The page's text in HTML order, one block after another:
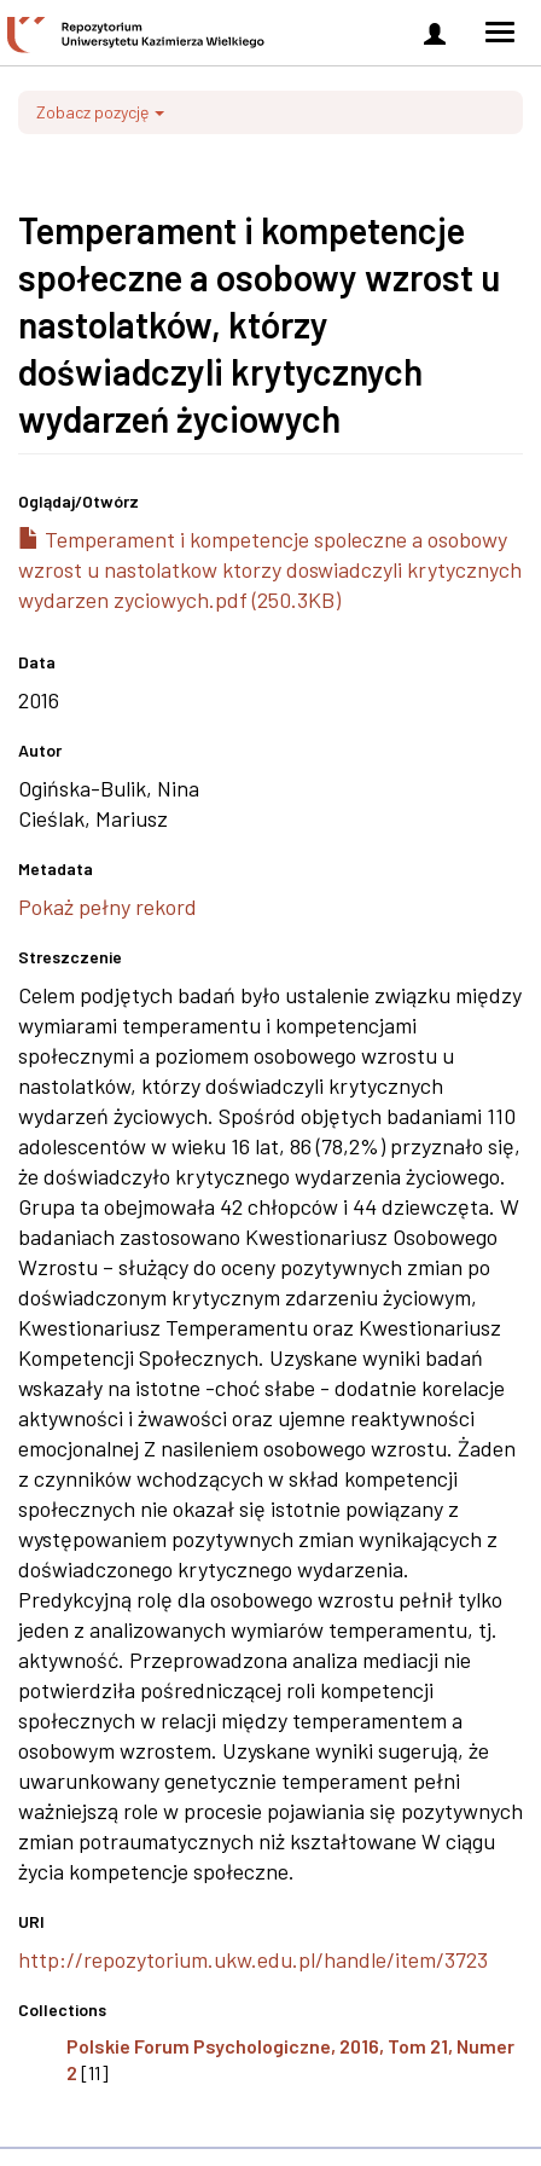
Zaloguj
się
Zobacz pozycję
Temperament i kompetencje
społeczne a osobowy wzrost u
nastolatków, którzy
doświadczyli krytycznych
wydarzeń życiowych
Oglądaj/Otwórz
Temperament i kompetencje spoleczne a osobowy
wzrost u nastolatkow ktorzy doswiadczyli krytycznych
wydarzen zyciowych.pdf (250.3KB)
Data
2016
Autor
Ogińska-Bulik, Nina
Cieślak, Mariusz
Metadata
Pokaż pełny rekord
Streszczenie
Celem podjętych badań było ustalenie związku między
wymiarami temperamentu i kompetencjami
społecznymi a poziomem osobowego wzrostu u
nastolatków, którzy doświadczyli krytycznych
wydarzeń życiowych. Spośród objętych badaniami 110
adolescentów w wieku 16 lat, 86 (78,2%) przyznało się,
że doświadczyło krytycznego wydarzenia życiowego.
Grupa ta obejmowała 42 chłopców i 44 dziewczęta. W
badaniach zastosowano Kwestionariusz Osobowego
Wzrostu – służący do oceny pozytywnych zmian po
doświadczonym krytycznym zdarzeniu życiowym,
Kwestionariusz Temperamentu oraz Kwestionariusz
Kompetencji Społecznych. Uzyskane wyniki badań
wskazały na istotne -choć słabe - dodatnie korelacje
aktywności i żwawości oraz ujemne reaktywności
emocjonalnej Z nasileniem osobowego wzrostu. Żaden
z czynników wchodzących w skład kompetencji
społecznych nie okazał się istotnie powiązany z
występowaniem pozytywnych zmian wynikających z
doświadczonego krytycznego wydarzenia.
Predykcyjną rolę dla osobowego wzrostu pełnił tylko
jeden z analizowanych wymiarów temperamentu, tj.
aktywność. Przeprowadzona analiza mediacji nie
potwierdziła pośredniczącej roli kompetencji
społecznych w relacji między temperamentem a
osobowym wzrostem. Uzyskane wyniki sugerują, że
uwarunkowany genetycznie temperament pełni
ważniejszą role w procesie pojawiania się pozytywnych
zmian potraumatycznych niż kształtowane W ciągu
życia kompetencje społeczne.
URI
http://repozytorium.ukw.edu.pl/handle/item/3723
Collections
Polskie Forum Psychologiczne, 2016, Tom 21, Numer
2 [11]